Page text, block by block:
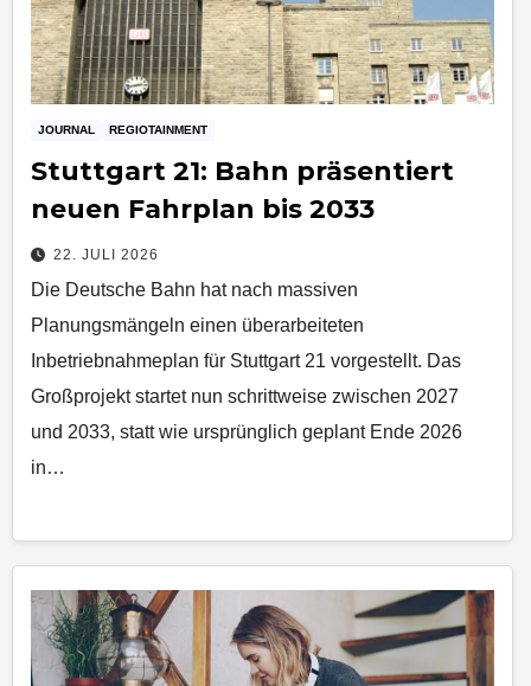
JOURNAL REGIOTAINMENT
Stuttgart 21: Bahn präsentiert
neuen Fahrplan bis 2033
22. JULI 2026
Die Deutsche Bahn hat nach massiven
Planungsmängeln einen überarbeiteten
Inbetriebnahmeplan für Stuttgart 21 vorgestellt. Das
Großprojekt startet nun schrittweise zwischen 2027
und 2033, statt wie ursprünglich geplant Ende 2026
in…